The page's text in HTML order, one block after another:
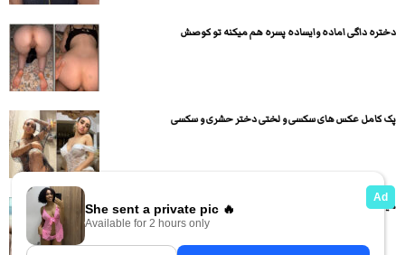
دختره داگی اماده وایساده پسره هم میکنه تو کوصش
پک کامل عکس های سکسی و لختی دختر حشری و سکسی
میلف حشری لخت میشه و بدن نمایی و خودارضایی میکنه